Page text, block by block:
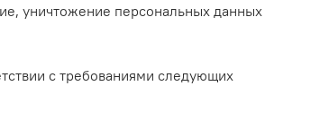
уничтожение персональных данных
с требованиями следующих